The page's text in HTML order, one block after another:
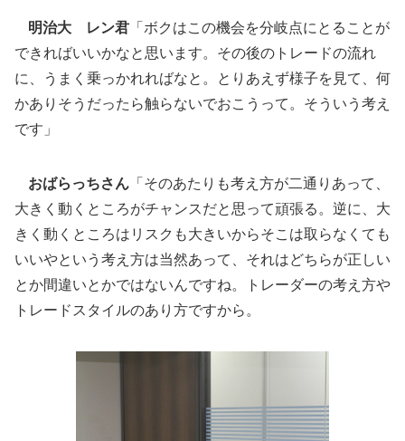
明治大 レン君 「ボクはこの機会を分岐点にとることが
できればいいかなと思います。その後のトレードの流れ
に、うまく乗っかれればなと。とりあえず様子を見て、何
かありそうだったら触らないでおこうって。そういう考え
です」
おばらっちさん 「そのあたりも考え方が二通りあって、
大きく動くところがチャンスだと思って頑張る。逆に、大
きく動くところはリスクも大きいからそこは取らなくても
いいやという考え方は当然あって、それはどちらが正しい
とか間違いとかではないんですね。トレーダーの考え方や
トレードスタイルのあり方ですから。